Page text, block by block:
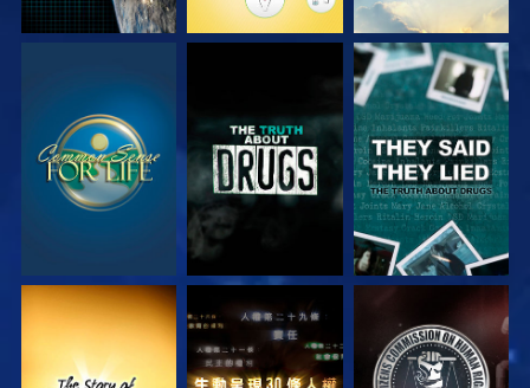
觀看 觀看 觀看
觀看 觀看 觀看